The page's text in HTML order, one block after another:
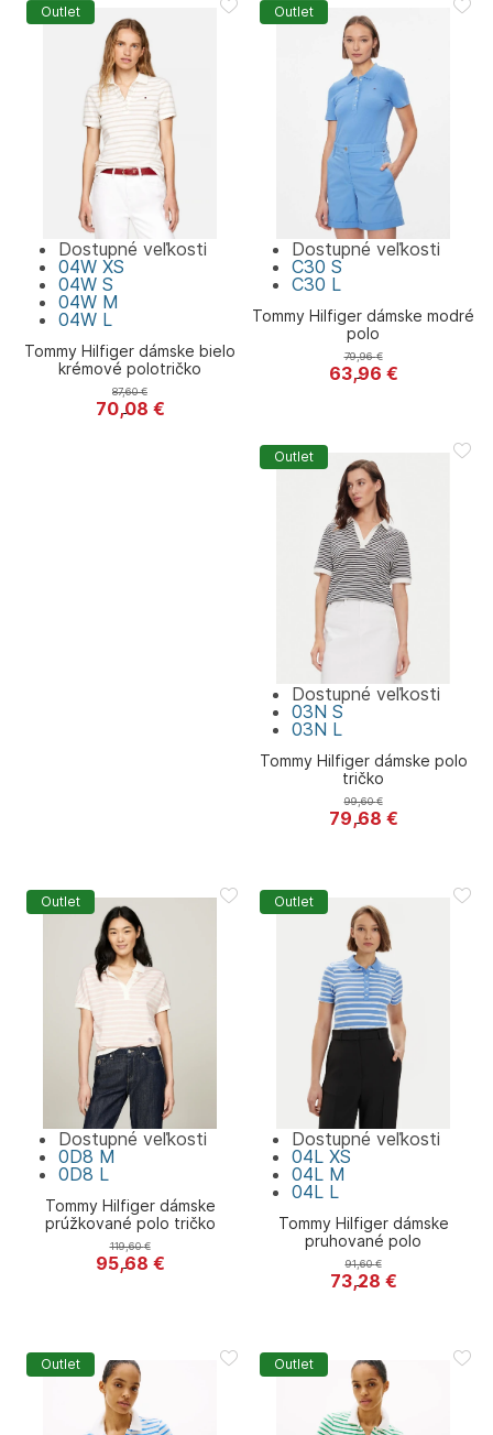
Outlet
Tommy Hilfiger dámske bielo
krémové polotričko
Tommy Hilfiger
70,08 €
87,60€
Dostupné veľkosti
04W XS
04W S
04W M
04W L
Outlet
Tommy Hilfiger dámske modré
polo
Tommy Hilfiger
63,96 €
79,96€
Dostupné veľkosti
C30 S
C30 L
Outlet
Tommy Hilfiger dámske polo
tričko
Tommy Hilfiger
79,68 €
99,60€
Dostupné veľkosti
03N S
03N L
Outlet
Tommy Hilfiger dámske
prúžkované polo tričko
Tommy Hilfiger
95,68 €
119,60€
Dostupné veľkosti
0D8 M
0D8 L
Outlet
Tommy Hilfiger dámske
pruhované polo
Tommy Hilfiger
73,28 €
91,60€
Dostupné veľkosti
04L XS
04L M
04L L
Outlet Outlet